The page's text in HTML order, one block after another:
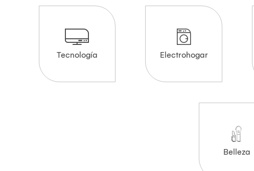
Tecnología Electrohogar
Belleza